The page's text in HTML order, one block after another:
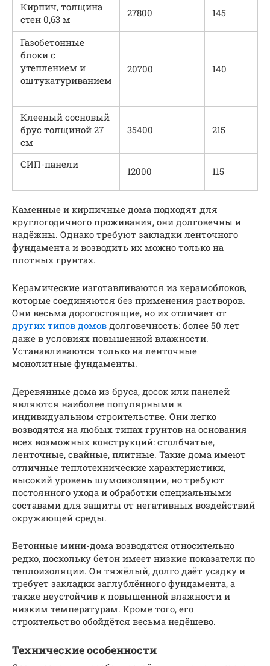
Кирпич, толщина
стен 0,63 м
27800 145
Газобетонные
блоки с
утеплением и
оштукатуриванием
20700 140
Клееный сосновый
брус толщиной 27
см
35400 215
СИП-панели
12000 115
Каменные и кирпичные дома подходят для
круглогодичного проживания, они долговечны и
надёжны. Однако требуют закладки ленточного
фундамента и возводить их можно только на
плотных грунтах.
Керамические изготавливаются из керамоблоков,
которые соединяются без применения растворов.
Они весьма дорогостоящие, но их отличает от
других типов домов долговечность: более 50 лет
даже в условиях повышенной влажности.
Устанавливаются только на ленточные
монолитные фундаменты.
Деревянные дома из бруса, досок или панелей
являются наиболее популярными в
индивидуальном строительстве. Они легко
возводятся на любых типах грунтов на основания
всех возможных конструкций: столбчатые,
ленточные, свайные, плитные. Такие дома имеют
отличные теплотехнические характеристики,
высокий уровень шумоизоляции, но требуют
постоянного ухода и обработки специальными
составами для защиты от негативных воздействий
окружающей среды.
Бетонные мини-дома возводятся относительно
редко, поскольку бетон имеет низкие показатели по
теплоизоляции. Он тяжёлый, долго даёт усадку и
требует закладки заглублённого фундамента, а
также неустойчив к повышенной влажности и
низким температурам. Кроме того, его
строительство обойдётся весьма недёшево.
Технические особенности